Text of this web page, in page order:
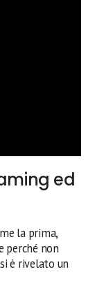
ed
la prima,
perché non
è rivelato un